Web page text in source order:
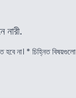
না। * চিহ্নিত